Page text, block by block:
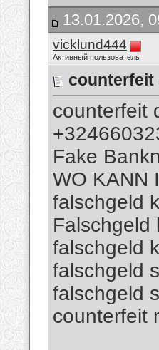
13.01.2026,
vicklund444
Активный пользователь
counterfeit
counterfeit
Fake
WO KANN
falschgeld
Falschgeld
falschgeld
falschgeld
falschgeld
counterfeit